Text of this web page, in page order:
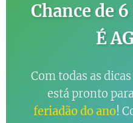
Chance de
É
Com todas as
está pronto
feriadão do ano!